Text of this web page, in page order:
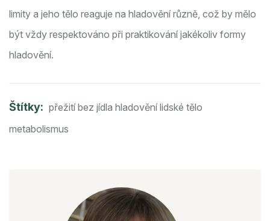
limity a jeho tělo reaguje na hladovění různě, což by mělo
být vždy respektováno při praktikování jakékoliv formy
hladovění.
Štítky: přežití bez jídla hladovění lidské tělo
metabolismus